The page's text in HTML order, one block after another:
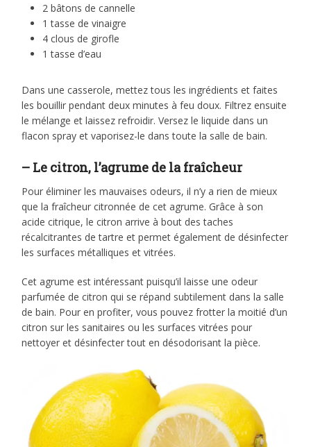
2 bâtons de cannelle
1 tasse de vinaigre
4 clous de girofle
1 tasse d’eau
Dans une casserole, mettez tous les ingrédients et faites
les bouillir pendant deux minutes à feu doux. Filtrez ensuite
le mélange et laissez refroidir. Versez le liquide dans un
flacon spray et vaporisez-le dans toute la salle de bain.
– Le citron, l’agrume de la fraîcheur
Pour éliminer les mauvaises odeurs, il n’y a rien de mieux
que la fraîcheur citronnée de cet agrume. Grâce à son
acide citrique, le citron arrive à bout des taches
récalcitrantes de tartre et permet également de désinfecter
les surfaces métalliques et vitrées.
Cet agrume est intéressant puisqu’il laisse une odeur
parfumée de citron qui se répand subtilement dans la salle
de bain. Pour en profiter, vous pouvez frotter la moitié d’un
citron sur les sanitaires ou les surfaces vitrées pour
nettoyer et désinfecter tout en désodorisant la pièce.